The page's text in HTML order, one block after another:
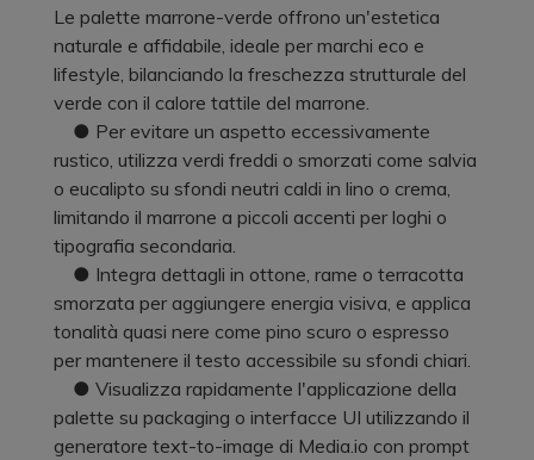
Le palette marrone-verde offrono un'estetica
naturale e affidabile, ideale per marchi eco e
lifestyle, bilanciando la freschezza strutturale del
verde con il calore tattile del marrone.
● Per evitare un aspetto eccessivamente
rustico, utilizza verdi freddi o smorzati come salvia
o eucalipto su sfondi neutri caldi in lino o crema,
limitando il marrone a piccoli accenti per loghi o
tipografia secondaria.
● Integra dettagli in ottone, rame o terracotta
smorzata per aggiungere energia visiva, e applica
tonalità quasi nere come pino scuro o espresso
per mantenere il testo accessibile su sfondi chiari.
● Visualizza rapidamente l'applicazione della
palette su packaging o interfacce UI utilizzando il
generatore text-to-image di Media.io con prompt